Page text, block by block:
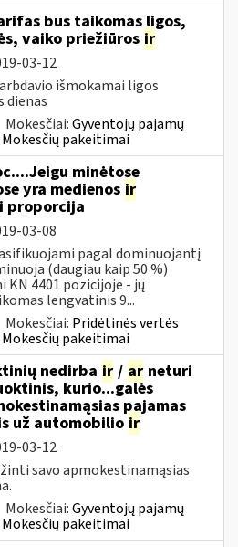
bus taikomas ligos,
vaiko priežiūros ir
03-12
išmokamai ligos
dienas
Mokesčiai:Gyventojų pajamų
Mokesčių pakeitimai
minėtose
yra medienos ir
proporcija
03-08
pagal dominuojantį
(daugiau kaip 50 %)
4401 pozicijoje - jų
lengvatinis 9...
Mokesčiai: Pridėtinės vertės
Mokesčių pakeitimai
nedirba ir / ar neturi
kurio...galės
pajamas
už automobilio ir
03-12
savo apmokestinamąsias
Mokesčiai:Gyventojų pajamų
Mokesčių pakeitimai